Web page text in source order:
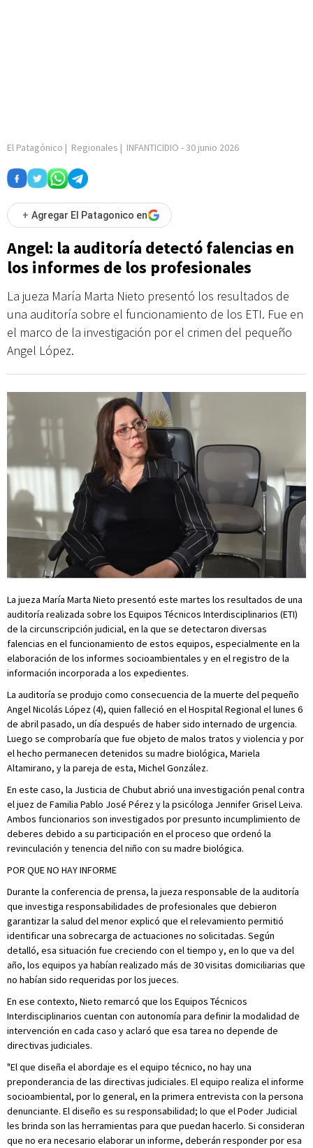
El Patagónico | Regionales | INFANTICIDIO -30 junio 2026
+ Agregar El Patagonico en
Angel: la auditoría detectó falencias en
los informes de los profesionales
La jueza María Marta Nieto presentó los resultados de
una auditoría sobre el funcionamiento de los ETI. Fue en
el marco de la investigación por el crimen del pequeño
Angel López.
La jueza María Marta Nieto presentó este martes los resultados de una
auditoría realizada sobre los Equipos Técnicos Interdisciplinarios (ETI)
de la circunscripción judicial, en la que se detectaron diversas
falencias en el funcionamiento de estos equipos, especialmente en la
elaboración de los informes socioambientales y en el registro de la
información incorporada a los expedientes.
La auditoría se produjo como consecuencia de la muerte del pequeño
Angel Nicolás López (4), quien falleció en el Hospital Regional el lunes 6
de abril pasado, un día después de haber sido internado de urgencia.
Luego se comprobaría que fue objeto de malos tratos y violencia y por
el hecho permanecen detenidos su madre biológica, Mariela
Altamirano, y la pareja de esta, Michel González.
En este caso, la Justicia de Chubut abrió una investigación penal contra
el juez de Familia Pablo José Pérez y la psicóloga Jennifer Grisel Leiva.
Ambos funcionarios son investigados por presunto incumplimiento de
deberes debido a su participación en el proceso que ordenó la
revinculación y tenencia del niño con su madre biológica.
POR QUE NO HAY INFORME
Durante la conferencia de prensa, la jueza responsable de la auditoría
que investiga responsabilidades de profesionales que debieron
garantizar la salud del menor explicó que el relevamiento permitió
identificar una sobrecarga de actuaciones no solicitadas. Según
detalló, esa situación fue creciendo con el tiempo y, en lo que va del
año, los equipos ya habían realizado más de 30 visitas domiciliarias que
no habían sido requeridas por los jueces.
En ese contexto, Nieto remarcó que los Equipos Técnicos
Interdisciplinarios cuentan con autonomía para definir la modalidad de
intervención en cada caso y aclaró que esa tarea no depende de
directivas judiciales.
"El que diseña el abordaje es el equipo técnico, no hay una
preponderancia de las directivas judiciales. El equipo realiza el informe
socioambiental, por lo general, en la primera entrevista con la persona
denunciante. El diseño es su responsabilidad; lo que el Poder Judicial
les brinda son las herramientas para que puedan hacerlo. Si consideran
que no era necesario elaborar un informe, deberán responder por esa